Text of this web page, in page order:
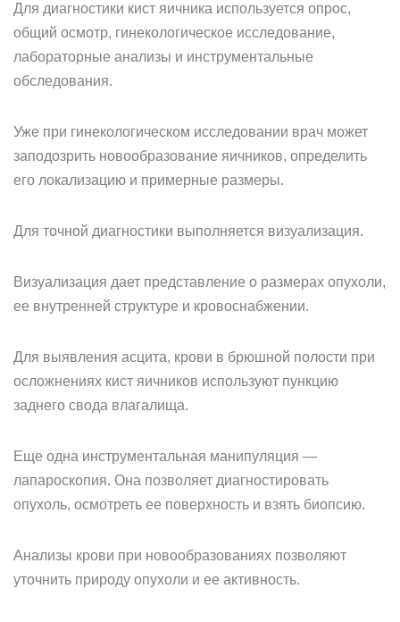
Для диагностики кист яичника используется опрос,
общий осмотр, гинекологическое исследование,
лабораторные анализы и инструментальные
обследования.
Уже при гинекологическом исследовании врач может
заподозрить новообразование яичников, определить
его локализацию и примерные размеры.
Для точной диагностики выполняется визуализация.
Визуализация дает представление о размерах опухоли,
ее внутренней структуре и кровоснабжении.
Для выявления асцита, крови в брюшной полости при
осложнениях кист яичников используют пункцию
заднего свода влагалища.
Еще одна инструментальная манипуляция —
лапароскопия. Она позволяет диагностировать
опухоль, осмотреть ее поверхность и взять биопсию.
Анализы крови при новообразованиях позволяют
уточнить природу опухоли и ее активность.